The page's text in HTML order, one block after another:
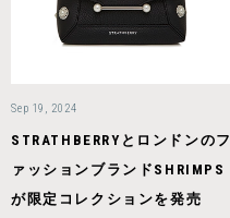
Sep 19, 2024
STRATHBERRYとロンドンのフ
ァッションブランドSHRIMPS
が限定コレクションを発売